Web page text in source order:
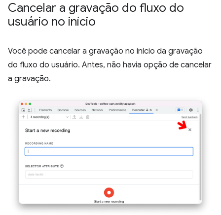
Cancelar a gravação do fluxo do
usuário no início
Você pode cancelar a gravação no início da gravação
do fluxo do usuário. Antes, não havia opção de cancelar
a gravação.